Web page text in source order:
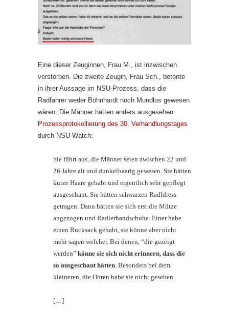
Eine dieser Zeuginnen, Frau M., ist inzwischen
verstorben. Die zweite Zeugin, Frau Sch., betonte
in ihrer Aussage im NSU-Prozess, dass die
Radfahrer weder Böhnhardt noch Mundlos gewesen
wären. Die Männer hätten anders ausgesehen.
Prozessprotokollierung des 30. Verhandlungstages
durch NSU-Watch:
Sie führt aus, die Männer seien zwischen 22 und
26 Jahre alt und dunkelhaarig gewesen. Sie hätten
kurze Haare gehabt und eigentlich sehr gepflegt
ausgeschaut. Sie hätten schwarzen Radldress
getragen. Dann hätten sie sich erst die Mütze
angezogen und Radlerhandschuhe. Einer habe
einen Rucksack gehabt, sie könne aber nicht
mehr sagen welcher. Bei denen, “die gezeigt
werden” könne sie sich nicht erinnern, dass die
so ausgeschaut hätten . Besonders bei dem
kleineren, die Ohren habe sie nicht gesehen.
[…]